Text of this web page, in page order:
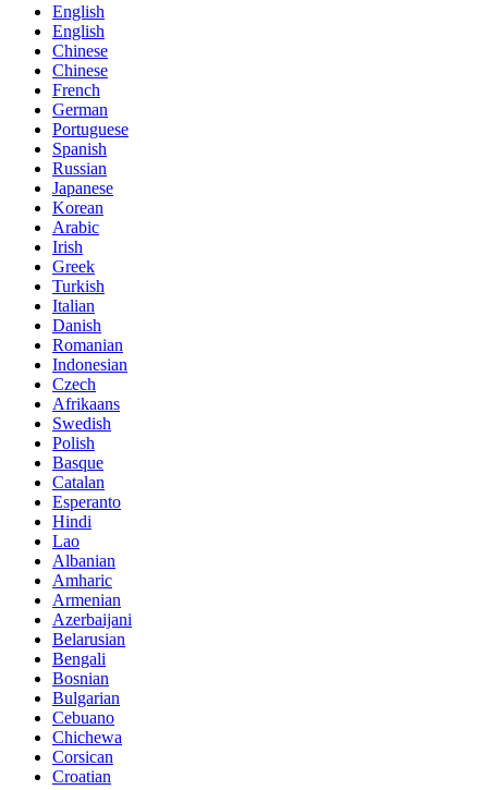
English
English
Chinese
Chinese
French
German
Portuguese
Spanish
Russian
Japanese
Korean
Arabic
Irish
Greek
Turkish
Italian
Danish
Romanian
Indonesian
Czech
Afrikaans
Swedish
Polish
Basque
Catalan
Esperanto
Hindi
Lao
Albanian
Amharic
Armenian
Azerbaijani
Belarusian
Bengali
Bosnian
Bulgarian
Cebuano
Chichewa
Corsican
Croatian